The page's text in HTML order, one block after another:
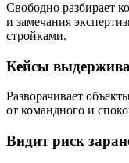
Свободно разбирает
и замечания
стройками.
Кейсы
Разворачивает
от командного и
Видит риск